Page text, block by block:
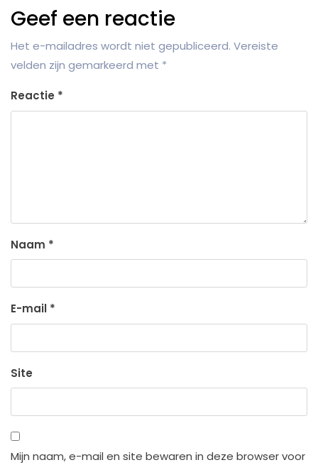
Geef een reactie
Het e-mailadres wordt niet gepubliceerd. Vereiste
velden zijn gemarkeerd met *
Reactie *
Naam *
E-mail *
Site
Mijn naam, e-mail en site bewaren in deze browser voor